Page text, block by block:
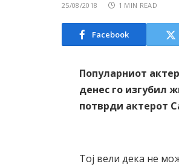
25/08/2018 1 MIN READ
Facebook
Популарниот
денес го изгубил
потврди актерот
Тој вели дека не